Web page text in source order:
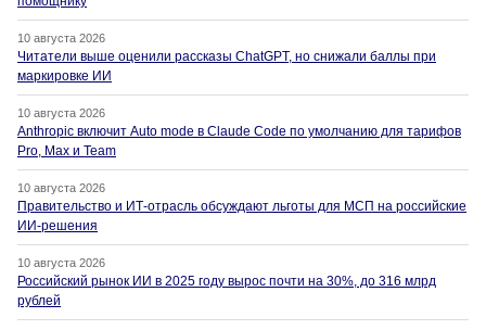
10 августа 2026
Читатели выше оценили рассказы ChatGPT, но снижали баллы при
маркировке ИИ
10 августа 2026
Anthropic включит Auto mode в Claude Code по умолчанию для тарифов
Pro, Max и Team
10 августа 2026
Правительство и ИТ-отрасль обсуждают льготы для МСП на российские
ИИ-решения
10 августа 2026
Российский рынок ИИ в 2025 году вырос почти на 30%, до 316 млрд
рублей